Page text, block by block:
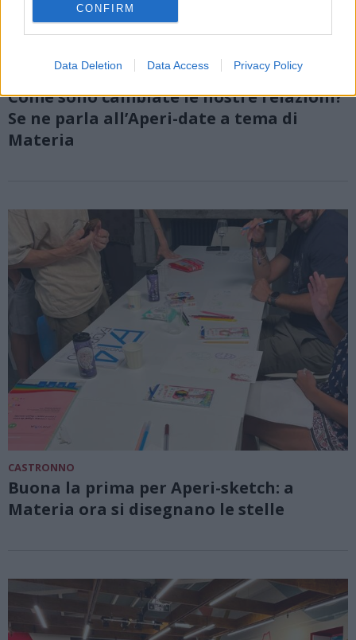
CONFIRM
Data Deletion Data Access Privacy Policy
Come sono cambiate le nostre relazioni?
Se ne parla all’Aperi-date a tema di
Materia
CASTRONNO
Buona la prima per Aperi-sketch: a
Materia ora si disegnano le stelle